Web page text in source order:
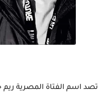
تصد اسم الفتاة المصرية